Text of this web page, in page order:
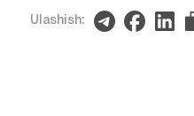
Ulashish: